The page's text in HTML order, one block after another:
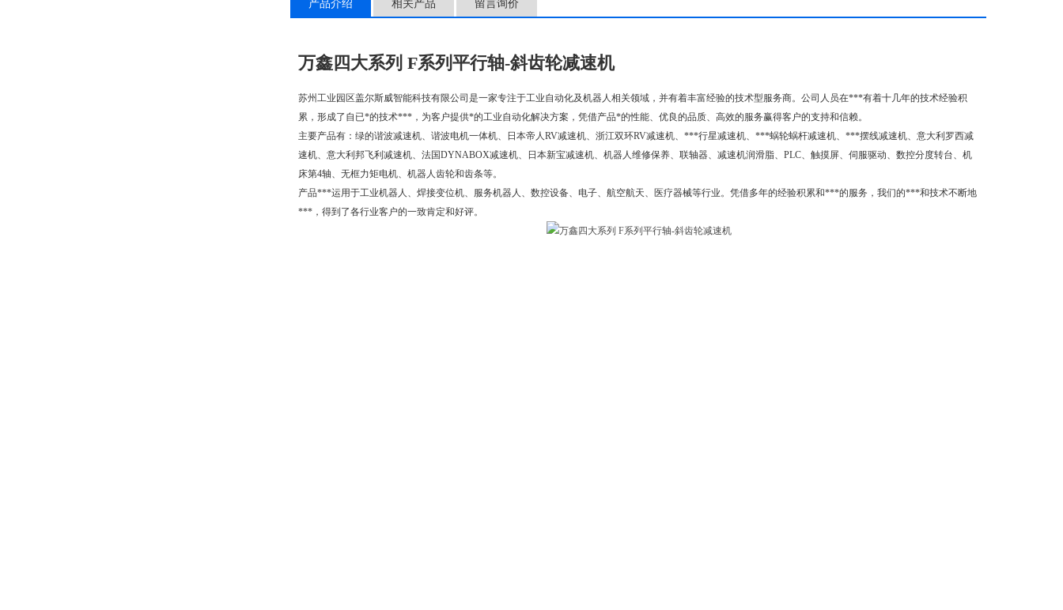
产品介绍 相关产品 留言询价
万鑫四大系列 F系列平行轴-斜齿轮减速机
苏州工业园区盖尔斯威智能科技有限公司是一家专注于工业自动化及机器人相关领域，并有着丰富经验的技术型服务商。公司人员在***有着十几年的技术经验积
累，形成了自已*的技术***，为客户提供*的工业自动化解决方案，凭借产品*的性能、优良的品质、高效的服务赢得客户的支持和信赖。
主要产品有：绿的谐波减速机、谐波电机一体机、日本帝人RV减速机、浙江双环RV减速机、***行星减速机、***蜗轮蜗杆减速机、***摆线减速机、意大利罗西减
速机、意大利邦飞利减速机、法国DYNABOX减速机、日本新宝减速机、机器人维修保养、联轴器、减速机润滑脂、PLC、触摸屏、伺服驱动、数控分度转台、机
床第4轴、无框力矩电机、机器人齿轮和齿条等。
产品***运用于工业机器人、焊接变位机、服务机器人、数控设备、电子、航空航天、医疗器械等行业。凭借多年的经验积累和***的服务，我们的***和技术不断地
***，得到了各行业客户的一致肯定和好评。